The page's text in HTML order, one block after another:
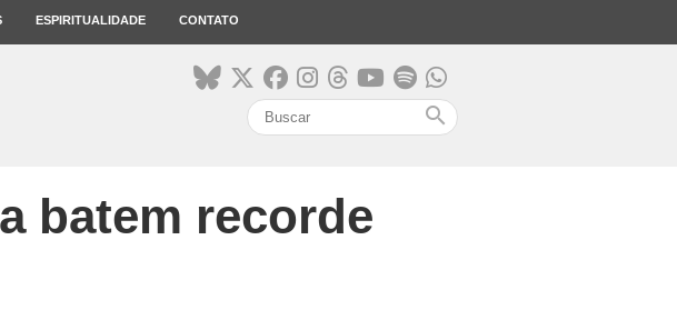
ESPIRITUALIDADE CONTATO
search
batem recorde